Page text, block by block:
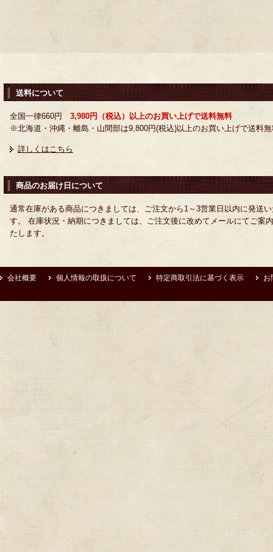
送料について
全国一律660円 3,980円（税込）以上のお買い上げで送料無料
※北海道・沖縄・離島・山間部は9,800円(税込)以上のお買い上げで送料
詳しくはこちら
商品のお届け日について
通常在庫がある商品につきましては、ご注文から1～3営業日以内に発送
す。 在庫状況・納期につきましては、ご注文後に改めてメールにてご案
たします。
会社概要 個人情報の取扱について 特定商取引法に基づく表示 お